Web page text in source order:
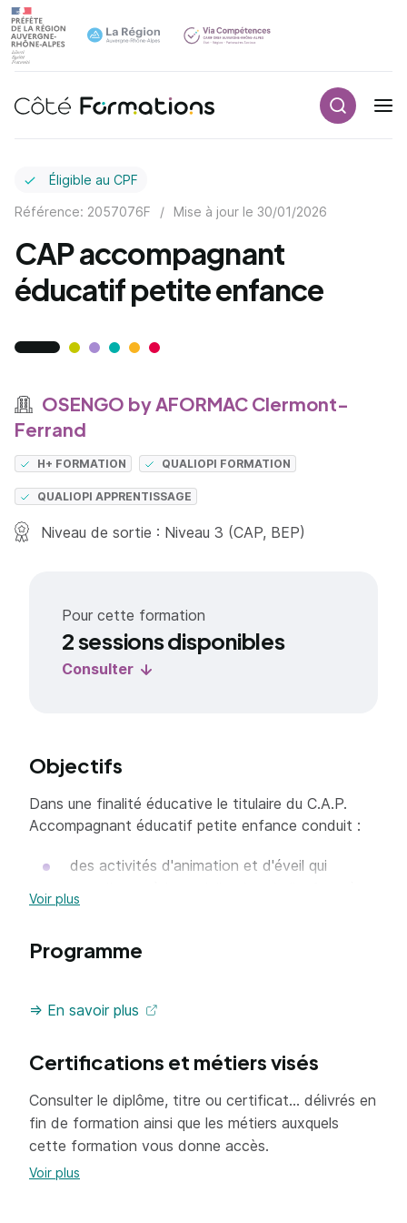
Navigation principale
Éligible au CPF
Référence: 2057076F / Mise à jour le 30/01/2026
CAP accompagnant
éducatif petite enfance
OSENGO by AFORMAC Clermont-
Ferrand
H+ FORMATION QUALIOPI FORMATION
QUALIOPI APPRENTISSAGE
Niveau de sortie : Niveau 3 (CAP, BEP)
Pour cette formation
2 sessions disponibles
Consulter
Objectifs
Dans une finalité éducative le titulaire du C.A.P.
Accompagnant éducatif petite enfance conduit :
des activités d'animation et d'éveil qui
son autonomie et à l'acquisition du langage ;
des activités de soins du quotidien qui
contribuent à répondre aux besoins
sécurité physique et affective ;
parents et les autres professionnels prenant
un positionnement professionnel adapté.
Outre ces activités communes aux trois contextes
d'exercice professionnel, le titulaire peut conduire
Voir plus
Programme
=> En savoir plus
Certifications et métiers visés
Consulter le diplôme, titre ou certificat... délivrés en
fin de formation ainsi que les métiers auxquels
cette formation vous donne accès.
Voir plus